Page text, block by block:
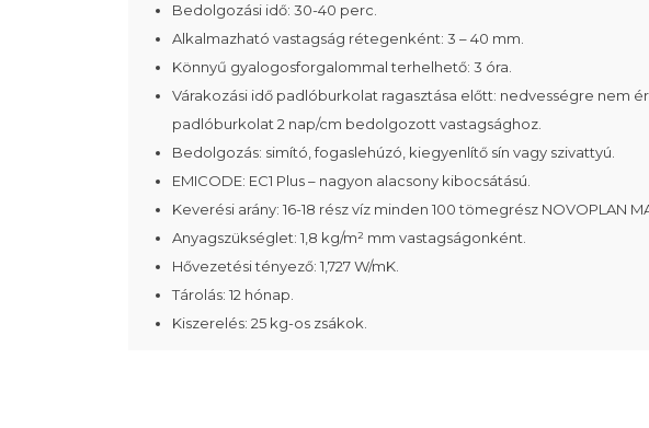
Bedolgozási idő: 30-40 perc.
Alkalmazható vastagság rétegenként: 3 – 40 mm.
Könnyű gyalogosforgalommal terhelhető: 3 óra.
Várakozási idő padlóburkolat ragasztása előtt: nedvességre nem
padlóburkolat 2 nap/cm bedolgozott vastagsághoz.
Bedolgozás: simító, fogaslehúzó, kiegyenlítő sín vagy szivattyú.
EMICODE: EC1 Plus – nagyon alacsony kibocsátású.
Keverési arány: 16-18 rész víz minden 100 tömegrész NOVOPLAN
Anyagszükséglet: 1,8 kg/m² mm vastagságonként.
Hővezetési tényező: 1,727 W/mK.
Tárolás: 12 hónap.
Kiszerelés: 25 kg-os zsákok.